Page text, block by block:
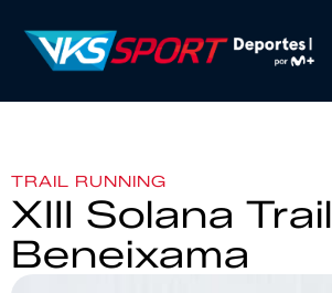
TRAIL RUNNING
XIII Solana Trail
Beneixama